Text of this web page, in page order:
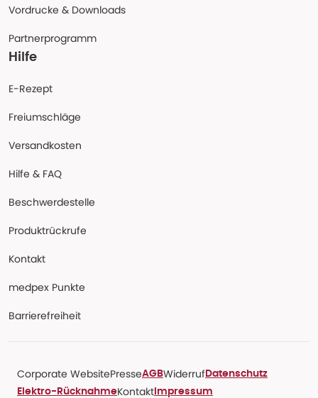
Vordrucke & Downloads
Partnerprogramm
Hilfe
E-Rezept
Freiumschläge
Versandkosten
Hilfe & FAQ
Beschwerdestelle
Produktrückrufe
Kontakt
medpex Punkte
Barrierefreiheit
Corporate WebsitePresseAGBWiderruf Datenschutz
Elektro-RücknahmeKontakt Impressum